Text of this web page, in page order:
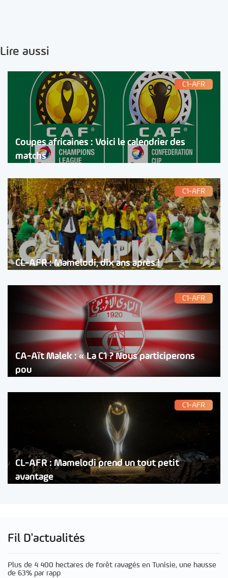
Lire aussi
C1-AFR
Coupes africaines : Voici le calendrier des
matchs
C1-AFR
CL-AFR : Mamelodi, dix ans après !
C1-AFR
CA-Aït Malek : « La C1 ? Nous participerons
pou
C1-AFR
CL-AFR : Mamelodi prend un tout petit
avantage
Fil D'actualités
Plus de 4 400 hectares de forêt ravagés en Tunisie, une hausse
de 63% par rapp